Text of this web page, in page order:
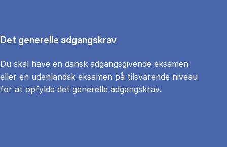
Det generelle adgangskrav
Du skal have en dansk adgangsgivende eksamen
eller en udenlandsk eksamen på tilsvarende niveau
for at opfylde det generelle adgangskrav.